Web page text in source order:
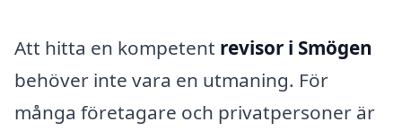
Att hitta en kompetent revisor i Smögen
behöver inte vara en utmaning. För
många företagare och privatpersoner är